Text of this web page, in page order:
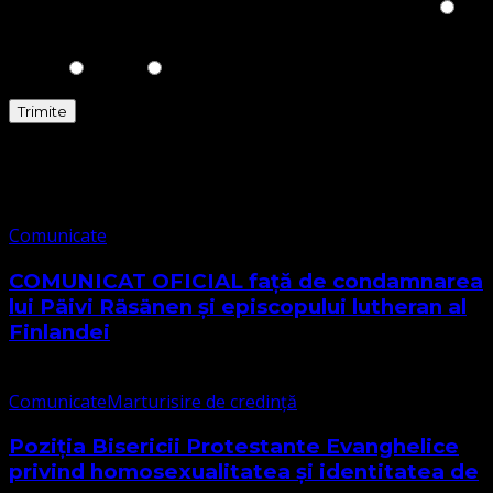
Comunicate
COMUNICAT OFICIAL față de condamnarea
lui Päivi Räsänen și episcopului lutheran al
Finlandei
ComunicateMarturisire de credință
Poziția Bisericii Protestante Evanghelice
privind homosexualitatea și identitatea de